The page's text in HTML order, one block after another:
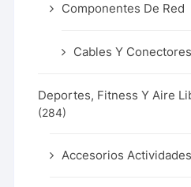
Componentes De Red
Cables Y
Deportes, Fitness Y Aire
(284)
Accesorios